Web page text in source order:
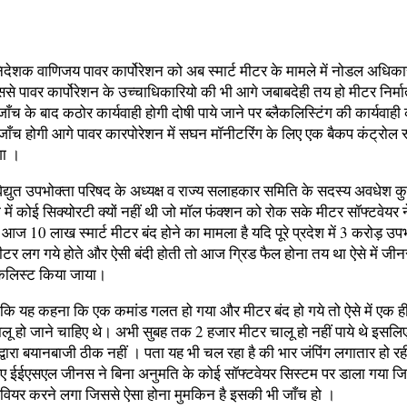
वाणिजय पावर कार्पोरेशन को अब स्मार्ट मीटर के मामले में नोडल
पावर कार्पोरेशन के उच्चाधिकारियो की भी आगे जबाबदेही तय हो मीटर
के बाद कठोर कार्यवाही होगी दोषी पाये जाने पर ब्लैकलिस्टिंग की कार्यवाही
होगी आगे पावर कारपोरेशन में सघन मॉनीटरिंग के लिए एक बैकप कंट्रोल
।
उपभोक्ता परिषद के अध्यक्ष व राज्य सलाहकार समिति के सदस्य अवधेश
कोई सिक्योरटी क्यों नहीं थी जो मॉल फंक्शन को रोक सके मीटर
10 लाख स्मार्ट मीटर बंद होने का मामला है यदि पूरे प्रदेश में 3 करोड़
लग गये होते और ऐसी बंदी होती तो आज ग्रिड फैल होना तय था ऐसे में
किया जाया।
यह कहना कि एक कमांड गलत हो गया और मीटर बंद हो गये तो ऐसे में एक
हो जाने चाहिए थे। अभी सुबह तक 2 हजार मीटर चालू हो नहीं पाये थे
बयानबाजी ठीक नहीं । पता यह भी चल रहा है की भार जंपिंग लगातार हो
ईईएसएल जीनस ने बिना अनुमति के कोई सॉफ्टवेयर सिस्टम पर डाला गया
करने लगा जिससे ऐसा होना मुमकिन है इसकी भी जाँच हो ।